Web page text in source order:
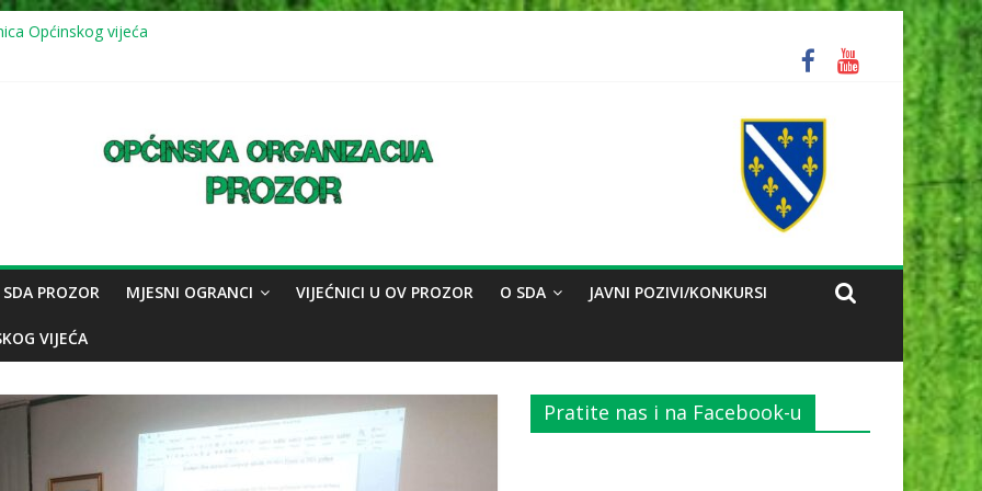
Općinskog vijeća
sjednica Općinskog vijeća: usvojeno više odluka, mještani juga upozorili na problem reorganizacije biračkih mjesta
PROZOR MJESNI OGRANCI VIJEĆNICI U OV PROZOR O SDA JAVNI POZIVI/KONKURSI
VIJEĆA
Pratite nas i na Facebook-u